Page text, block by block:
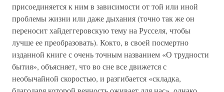
присоединяется к ним в зависимости от той или иной
проблемы жизни или даже дыхания (точно так же он
переносит хайдеггеровскую тему на Русселя, чтобы
лучше ее преобразовать). Кокто, в своей посмертно
изданной книге с очень точным названием «О трудности
бытия», объясняет, что во сне все движется с
необычайной скоростью, и разгибается «складка,